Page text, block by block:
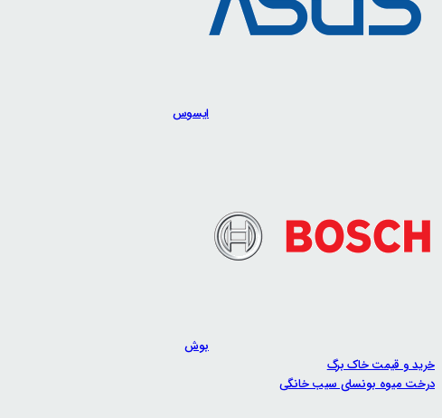
ایسوس
بوش
خرید و قیمت خاک برگ
درخت میوه بونسای سیب خانگی